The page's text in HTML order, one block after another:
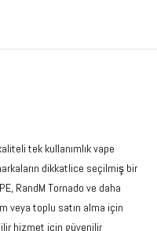
tek kullanımlık vape
dikkatlice seçilmiş bir
RandM Tornado ve daha
veya toplu satın alma için
hizmet için güvenilir